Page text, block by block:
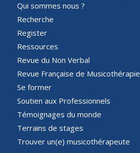
Qui sommes nous ?
Recherche
Register
Ressources
Revue du Non Verbal
Revue Française de Musicothérapie
Se former
Soutien aux Professionnels
Témoignages du monde
Terrains de stages
Trouver un(e) musicothérapeute